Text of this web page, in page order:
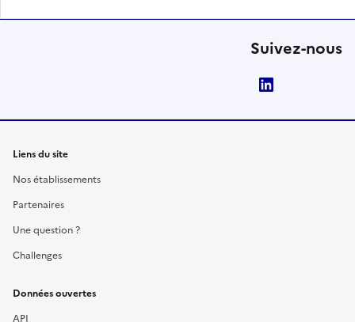
Suivez-nous
Liens du site
Nos établissements
Partenaires
Une question ?
Challenges
Données ouvertes
API